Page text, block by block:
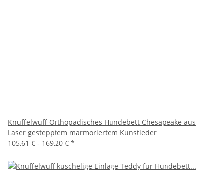
Knuffelwuff Orthopädisches Hundebett Chesapeake aus
Laser gestepptem marmoriertem Kunstleder
105,61 € - 169,20 € *